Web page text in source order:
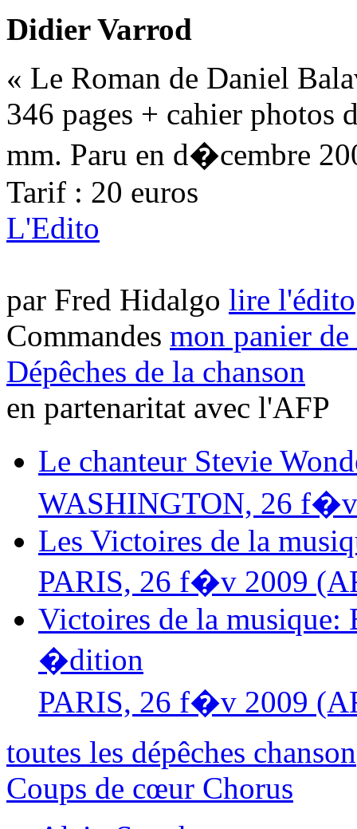
Didier Varrod
« Le Roman de Daniel
346 pages + cahier photos
mm. Paru en d�cembre
Tarif : 20 euros
L'Edito
par Fred Hidalgo lire l'édito
Commandes mon panier de
Dépêches de la chanson
en partenaritat avec l'AFP
Le chanteur Stevie
WASHINGTON, 26
Les Victoires de la
PARIS, 26 f�v 2009
Victoires de la musique:
�dition
PARIS, 26 f�v 2009
toutes les dépêches chanson
Coups de cœur Chorus